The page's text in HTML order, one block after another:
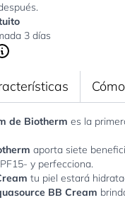
3 días
de Biotherm es la
aporta siete
y perfecciona.
tu piel estará
BB Cream